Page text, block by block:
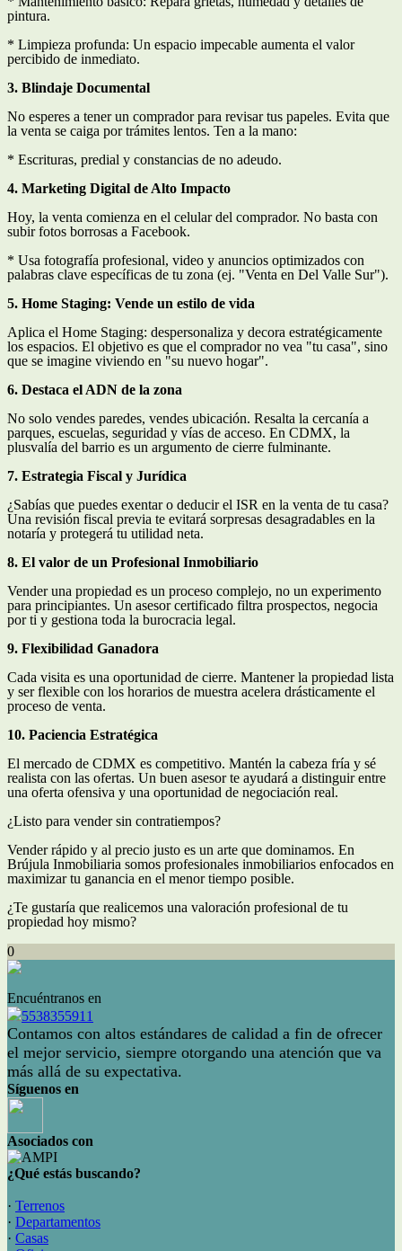
pintura.
* Limpieza profunda: Un espacio impecable aumenta el valor
percibido de inmediato.
3. Blindaje Documental
No esperes a tener un comprador para revisar tus papeles. Evita que
la venta se caiga por trámites lentos. Ten a la mano:
* Escrituras, predial y constancias de no adeudo.
4. Marketing Digital de Alto Impacto
Hoy, la venta comienza en el celular del comprador. No basta con
subir fotos borrosas a Facebook.
* Usa fotografía profesional, video y anuncios optimizados con
palabras clave específicas de tu zona (ej. "Venta en Del Valle Sur").
5. Home Staging: Vende un estilo de vida
Aplica el Home Staging: despersonaliza y decora estratégicamente
los espacios. El objetivo es que el comprador no vea "tu casa", sino
que se imagine viviendo en "su nuevo hogar".
6. Destaca el ADN de la zona
No solo vendes paredes, vendes ubicación. Resalta la cercanía a
parques, escuelas, seguridad y vías de acceso. En CDMX, la
plusvalía del barrio es un argumento de cierre fulminante.
7. Estrategia Fiscal y Jurídica
¿Sabías que puedes exentar o deducir el ISR en la venta de tu casa?
Una revisión fiscal previa te evitará sorpresas desagradables en la
notaría y protegerá tu utilidad neta.
8. El valor de un Profesional Inmobiliario
Vender una propiedad es un proceso complejo, no un experimento
para principiantes. Un asesor certificado filtra prospectos, negocia
por ti y gestiona toda la burocracia legal.
9. Flexibilidad Ganadora
Cada visita es una oportunidad de cierre. Mantener la propiedad lista
y ser flexible con los horarios de muestra acelera drásticamente el
proceso de venta.
10. Paciencia Estratégica
El mercado de CDMX es competitivo. Mantén la cabeza fría y sé
realista con las ofertas. Un buen asesor te ayudará a distinguir entre
una oferta ofensiva y una oportunidad de negociación real.
¿Listo para vender sin contratiempos?
Vender rápido y al precio justo es un arte que dominamos. En
Brújula Inmobiliaria somos profesionales inmobiliarios enfocados en
maximizar tu ganancia en el menor tiempo posible.
¿Te gustaría que realicemos una valoración profesional de tu
propiedad hoy mismo?
0
Encuéntranos en
5538355911
Contamos con altos estándares de calidad a fin de ofrecer
el mejor servicio, siempre otorgando una atención que va
más allá de su expectativa.
Síguenos en
Asociados con
¿Qué estás buscando?
· Terrenos
· Departamentos
· Casas